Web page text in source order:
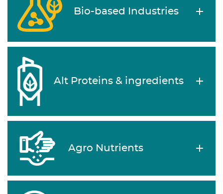
Bio-based Industries
Alt Proteins & ingredients
Agro Nutrients